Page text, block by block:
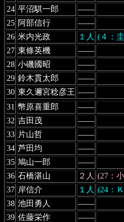
24 平沼騏一郎
――
25 阿部信行
――
26 米内光政 １人 (４：
27 東條英機
――
28 小磯國昭
――
29 鈴木貫太郎
――
30 東久邇宮稔彦王 ――
31 幣原喜重郎
――
32 吉田茂
――
33 片山哲
――
34 芦田均
――
35 鳩山一郎
――
36 石橋湛山 ２人 (27：
37 岸信介 １人 (24：
38 池田勇人
――
39 佐藤栄作
――